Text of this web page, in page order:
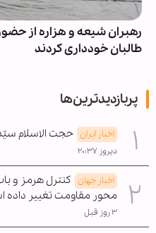
رهبران شیعه و هزاره از
طالبان خودداری کردند
پربازدیدترین‌ها
اخبار ایران حجت الاسلام
دیروز ۲۰:۳۷
اخبار جهان کنترل هرمز و
محور مقاومت تغییر داده
۳ روز قبل